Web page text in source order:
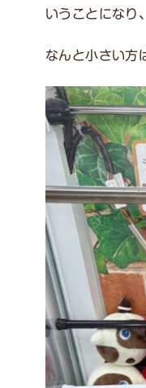
いうことになり
なんと小さい方